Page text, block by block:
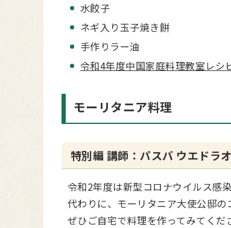
水餃子
ネギ入り玉子焼き餅
手作りラー油
令和4年度中国家庭料理教室レシ
モーリタニア料理
特別編 講師：パスバ ウエドラ
令和2年度は新型コロナウイルス感
代わりに、モーリタニア大使公邸の
ぜひご自宅で料理を作ってみてくだ